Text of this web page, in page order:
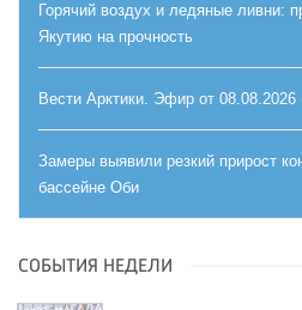
Горячий воздух и ледяные ливни:
Якутию на прочность
Вести Арктики. Эфир от 08.08.2026
Замеры выявили резкий прирост
бассейне Оби
СОБЫТИЯ НЕДЕЛИ